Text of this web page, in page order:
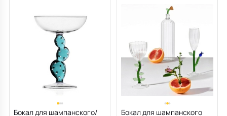
Бокал для шампанского/ Бокал для шампанского